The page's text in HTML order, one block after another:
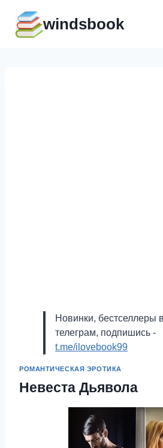
содержимому
windsbook
Новинки, бестселлеры
телеграм, подпишись -
t.me/ilovebook99
РОМАНТИЧЕСКАЯ ЭРОТИКА
Невеста Дьявола